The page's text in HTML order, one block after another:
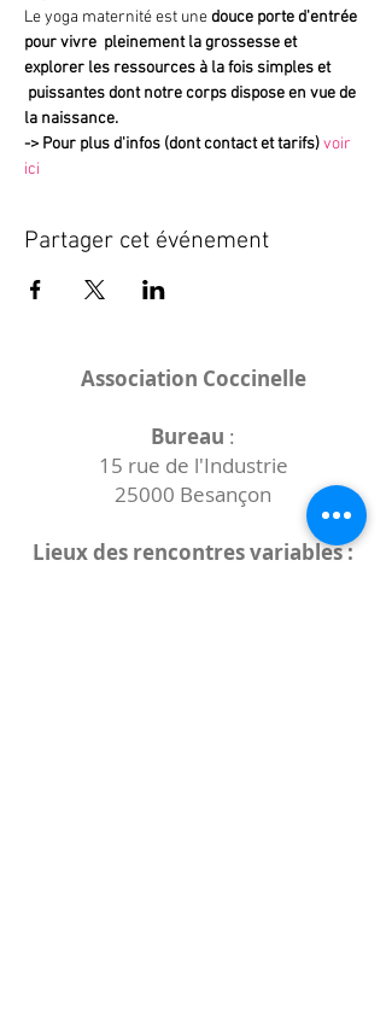
Le yoga maternité est une douce porte d'entrée
pour vivre  pleinement la grossesse et
explorer les ressources à la fois simples et
puissantes dont notre corps dispose en vue de
la naissance.
-> Pour plus d'infos (dont contact et tarifs)voir
ici
Partager cet événement
Association Coccinelle
Bureau :
15 rue de l'Industrie
25000 Besançon
Lieux des rencontres variables :